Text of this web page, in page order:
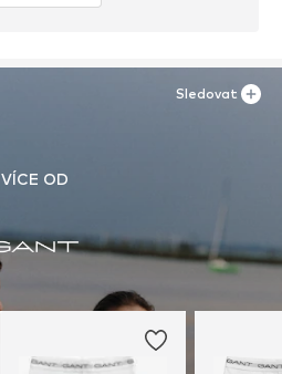
VÍCE OD
Sledovat